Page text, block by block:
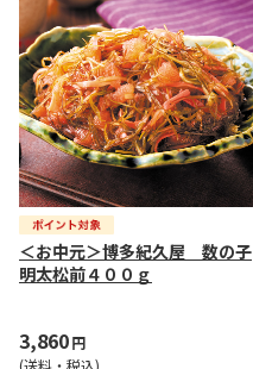
＜お中元＞博多紀久屋 数の子
明太松前４００ｇ
3,860円
(送料・税込)